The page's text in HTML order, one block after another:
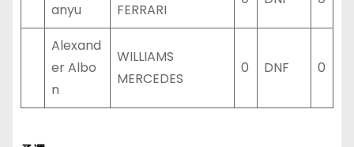
anyu
FERRARI
Alexand
er Albo
n
WILLIAMS
MERCEDES
0 DNF 0